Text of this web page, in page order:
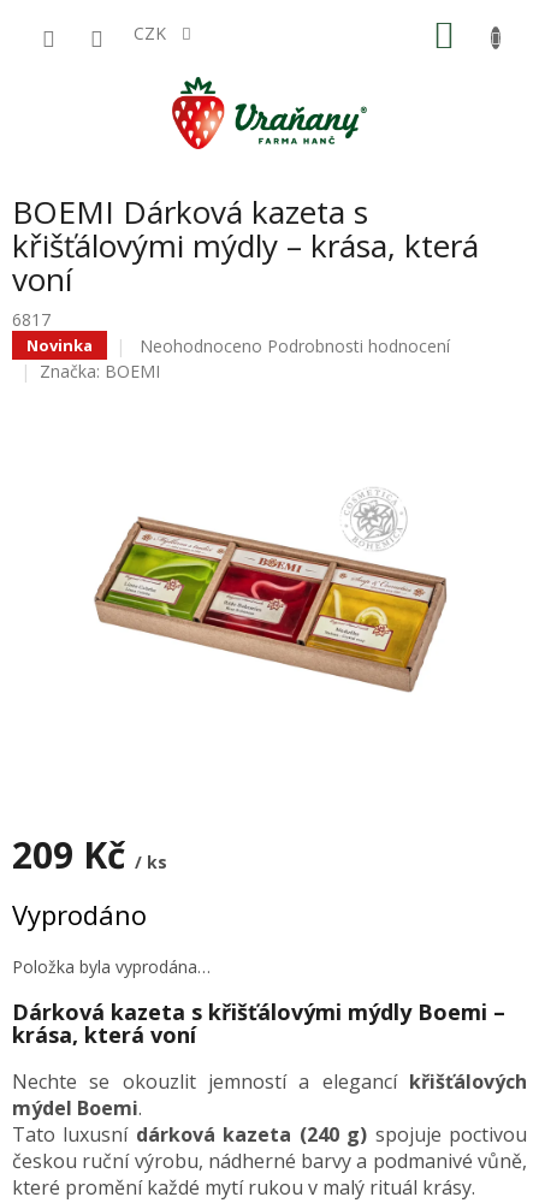
CZK
BOEMI Dárková kazeta s
křišťálovými mýdly – krása, která
voní
6817
Novinka
Průměrné
hodnocení
Neohodnoceno Podrobnosti hodnocení
Značka: BOEMI
209 Kč / ks
cena:
Vyprodáno
Položka byla vyprodána…
Dárková kazeta s křišťálovými mýdly Boemi –
krása, která voní
Nechte se okouzlit jemností a elegancí křišťálových
mýdel Boemi.
Tato luxusní dárková kazeta (240 g) spojuje poctivou
českou ruční výrobu, nádherné barvy a podmanivé vůně,
které promění každé mytí rukou v malý rituál krásy.